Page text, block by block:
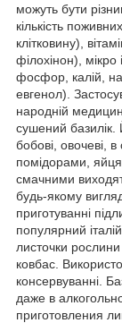
можуть бути
кількість
клітковину),
філохінон), мікро
фосфор, калій,
евгенол).
народній
сушений базилік.
бобові, овочеві, в
помідорами,
смачними
будь-якому
приготуванні
популярний
листочки
ковбас.
консервуванні.
даже в
приготовления